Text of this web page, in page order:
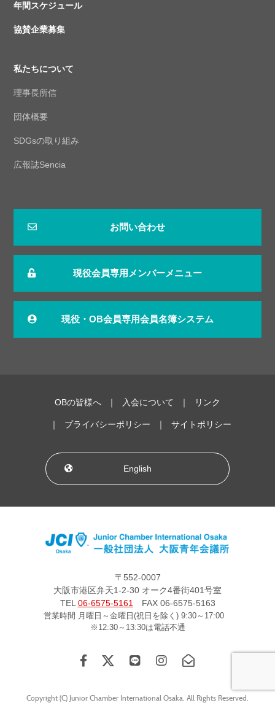
年間スケジュール
協賛企業募集
私たちについて
理事長所信
団体概要
SDGsの取り組み
広報誌Sencia
お問い合わせ
現役会員専用メンバーメニュー
現役・OB会員専用会員名簿システム
OBの皆様へ 入会について リンク
プライバシーポリシー サイトポリシー
English
〒552-0007
大阪市港区弁天1-2-30 オーク4番街401号室
TEL 06-6575-5161 FAX 06-6575-5163
営業時間 月曜日～金曜日(祝日を除く) 9:30～17:00
※12:30～13:30は電話不通
Copyright (C) Junior Chamber International Osaka. All Rights Reserved.